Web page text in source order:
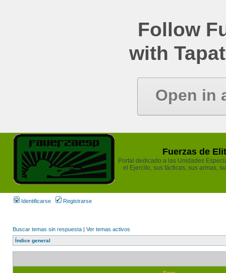
Follow
with
Open in
Fuerzas de
Portal dedicado a las Unidades
el Ejercito, sus tácticas, sus armas,
Identificarse Registrarse
Buscar temas sin respuesta | Ver temas activos
Índice general